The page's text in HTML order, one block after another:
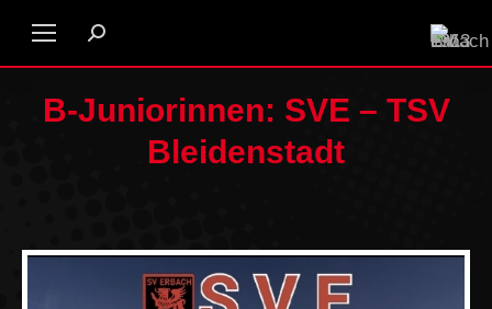
B-Juniorinnen: SVE – TSV
Bleidenstadt